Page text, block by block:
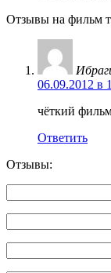
Отзывы на фильм
06.09.2012 в
чёткий
Ответить
Отзывы: